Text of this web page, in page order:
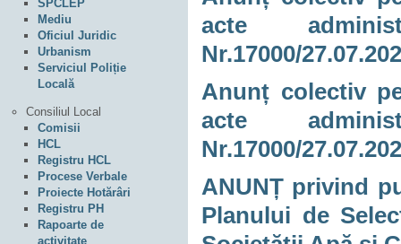
acte
Nr.17000/
Anunț colectiv
acte
Nr.17000/
ANUNȚ privind
Planului de
SPCLEP
Mediu
Oficiul Juridic
Urbanism
Serviciul Poliție
Locală
Consiliul Local
Comisii
HCL
Registru HCL
Procese Verbale
Proiecte Hotărâri
Registru PH
Rapoarte de
activitate